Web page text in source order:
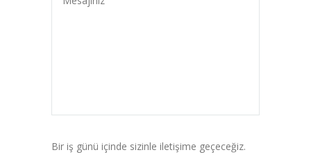
Bir iş günü içinde sizinle iletişime geçeceğiz.